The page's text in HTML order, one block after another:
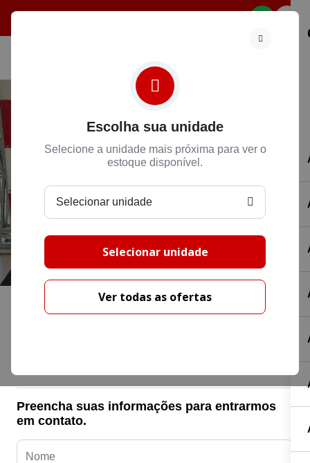
Preencha suas informações para entrarmos
em contato.
Escolha sua unidade
Selecione a unidade mais próxima para ver o
estoque disponível.
Selecionar unidade
Selecionar unidade
Ver todas as ofertas